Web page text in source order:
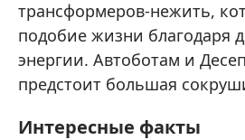
трансформеров-нежить,
подобие жизни благодаря
энергии. Автоботам и
предстоит большая
Интересные факты